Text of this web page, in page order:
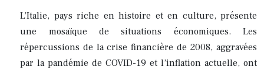
L’Italie, pays riche en histoire et en culture, présente
une mosaïque de situations économiques. Les
répercussions de la crise financière de 2008, aggravées
par la pandémie de COVID-19 et l’inflation actuelle, ont